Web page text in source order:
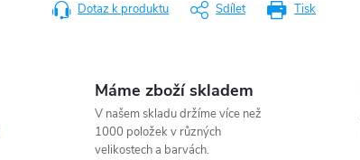
Tisk
Dotaz k produktu Sdílet
Máme zboží skladem
V našem skladu držíme více než
1000 položek v různých
velikostech a barvách.